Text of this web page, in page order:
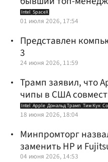
Intel SpaceX
01 июля 2026, 17:54
Представлен
3
24 июня 2026, 11:59
Трамп заявил, что
чипы в США
Intel Apple Дональд Трамп Тим Кук
18 июня 2026, 18:04
Минпромторг
заменить HP и
04 июня 2026, 14:53